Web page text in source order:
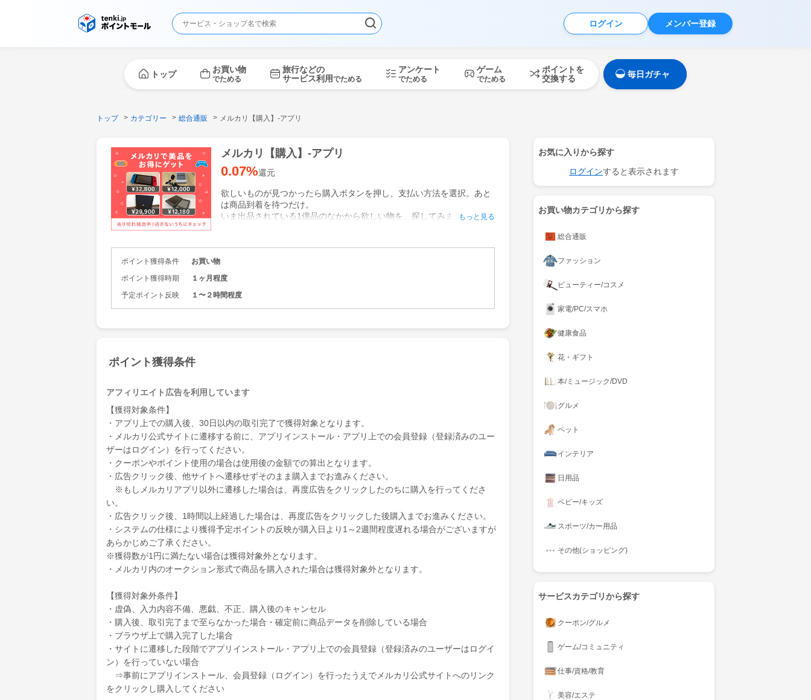
ログイン メンバー登録
トップ お買い物
でためる
旅行などの
サービス利用でためる
アンケート
でためる
ゲーム
でためる
ポイントを
交換する
毎日ガチャ
トップ カテゴリー 総合通販 メルカリ【購入】-アプリ
メルカリ【購入】-アプリ
0.07%還元
欲しいものが見つかったら購入ボタンを押し、支払い方法を選択。あと
は商品到着を待つだけ。
いま出品されている1億品のなかから欲しい物を、探してみましょう
もっと見る
ポイント獲得条件
お買い物
ポイント獲得時期
１ヶ月程度
予定ポイント反映
１〜２時間程度
ポイント獲得条件
アフィリエイト広告を利用しています
【獲得対象条件】
・アプリ上での購入後、30日以内の取引完了で獲得対象となります。
・メルカリ公式サイトに遷移する前に、アプリインストール・アプリ上での会員登録（登録済みのユー
ザーはログイン）を行ってください。
・クーポンやポイント使用の場合は使用後の金額での算出となります。
・広告クリック後、他サイトへ遷移せずそのまま購入までお進みください。
※もしメルカリアプリ以外に遷移した場合は、再度広告をクリックしたのちに購入を行ってくださ
い。
・広告クリック後、1時間以上経過した場合は、再度広告をクリックした後購入までお進みください。
・システムの仕様により獲得予定ポイントの反映が購入日より1～2週間程度遅れる場合がございますが
あらかじめご了承ください。
※獲得数が1円に満たない場合は獲得対象外となります。
・メルカリ内のオークション形式で商品を購入された場合は獲得対象外となります。
【獲得対象外条件】
・虚偽、入力内容不備、悪戯、不正、購入後のキャンセル
・購入後、取引完了まで至らなかった場合・確定前に商品データを削除している場合
・ブラウザ上で購入完了した場合
・サイトに遷移した段階でアプリインストール・アプリ上での会員登録（登録済みのユーザーはログイ
ン）を行っていない場合
⇒事前にアプリインストール、会員登録（ログイン）を行ったうえでメルカリ公式サイトへのリンク
をクリックし購入してください
お気に入りから探す
ログインすると表示されます
お買い物カテゴリから探す
総合通販
ファッション
ビューティー/コスメ
家電/PC/スマホ
健康食品
花・ギフト
本/ミュージック/DVD
グルメ
ペット
インテリア
日用品
ベビー/キッズ
スポーツ/カー用品
その他(ショッピング)
サービスカテゴリから探す
クーポン/グルメ
ゲーム/コミュニティ
仕事/資格/教育
美容/エステ